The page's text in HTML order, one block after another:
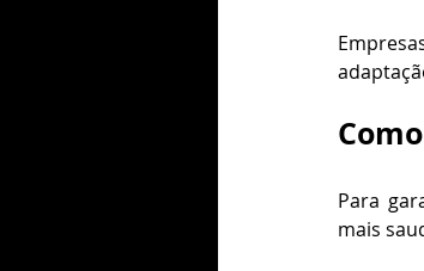
Para
mais